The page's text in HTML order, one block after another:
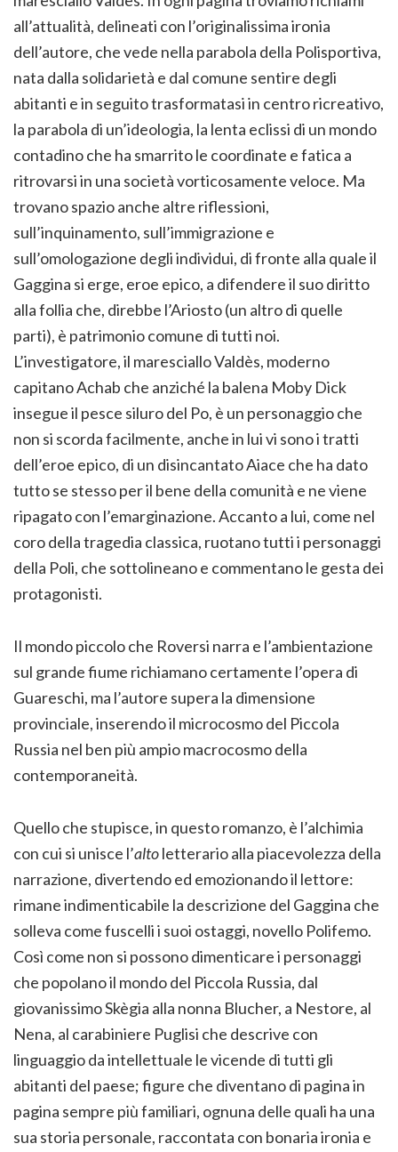
all’attualità, delineati con l’originalissima ironia
dell’autore, che vede nella parabola della Polisportiva,
nata dalla solidarietà e dal comune sentire degli
abitanti e in seguito trasformatasi in centro ricreativo,
la parabola di un’ideologia, la lenta eclissi di un mondo
contadino che ha smarrito le coordinate e fatica a
ritrovarsi in una società vorticosamente veloce. Ma
trovano spazio anche altre riflessioni,
sull’inquinamento, sull’immigrazione e
sull’omologazione degli individui, di fronte alla quale il
Gaggina si erge, eroe epico, a difendere il suo diritto
alla follia che, direbbe l’Ariosto (un altro di quelle
parti), è patrimonio comune di tutti noi.
L’investigatore, il maresciallo Valdès, moderno
capitano Achab che anziché la balena Moby Dick
insegue il pesce siluro del Po, è un personaggio che
non si scorda facilmente, anche in lui vi sono i tratti
dell’eroe epico, di un disincantato Aiace che ha dato
tutto se stesso per il bene della comunità e ne viene
ripagato con l’emarginazione. Accanto a lui, come nel
coro della tragedia classica, ruotano tutti i personaggi
della Poli, che sottolineano e commentano le gesta dei
protagonisti.
Il mondo piccolo che Roversi narra e l’ambientazione
sul grande fiume richiamano certamente l’opera di
Guareschi, ma l’autore supera la dimensione
provinciale, inserendo il microcosmo del Piccola
Russia nel ben più ampio macrocosmo della
contemporaneità.
Quello che stupisce, in questo romanzo, è l’alchimia
con cui si unisce l’altoletterario alla piacevolezza della
narrazione, divertendo ed emozionando il lettore:
rimane indimenticabile la descrizione del Gaggina che
solleva come fuscelli i suoi ostaggi, novello Polifemo.
Così come non si possono dimenticare i personaggi
che popolano il mondo del Piccola Russia, dal
giovanissimo Skègia alla nonna Blucher, a Nestore, al
Nena, al carabiniere Puglisi che descrive con
linguaggio da intellettuale le vicende di tutti gli
abitanti del paese; figure che diventano di pagina in
pagina sempre più familiari, ognuna delle quali ha una
sua storia personale, raccontata con bonaria ironia e